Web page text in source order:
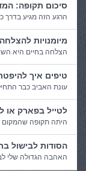
סיכום תקופה:
הרגע הזה מגיע בדרך
מיומנויות
הצלחה בחיים היא
טיפים איך
עונת האביב כבר
לטייל בפארק או
היתה תקופה שהמקום
הסודות לבישול
האהבה הגדולה שלי